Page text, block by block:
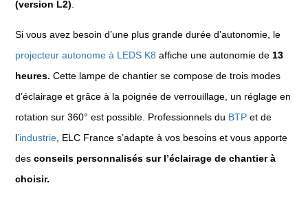
(version L2)
Si vous avez besoin d’une plus grande durée d’autonomie, le
projecteur autonome à LEDS K8 affiche une autonomie de 13
heures. Cette lampe de chantier se compose de trois modes
d’éclairage et grâce à la poignée de verrouillage, un réglage en
rotation sur 360° est possible. Professionnels du BTP et de
l’industrie , ELC France s’adapte à vos besoins et vous apporte
desconseils personnalisés sur l’éclairage de chantier à
choisir.